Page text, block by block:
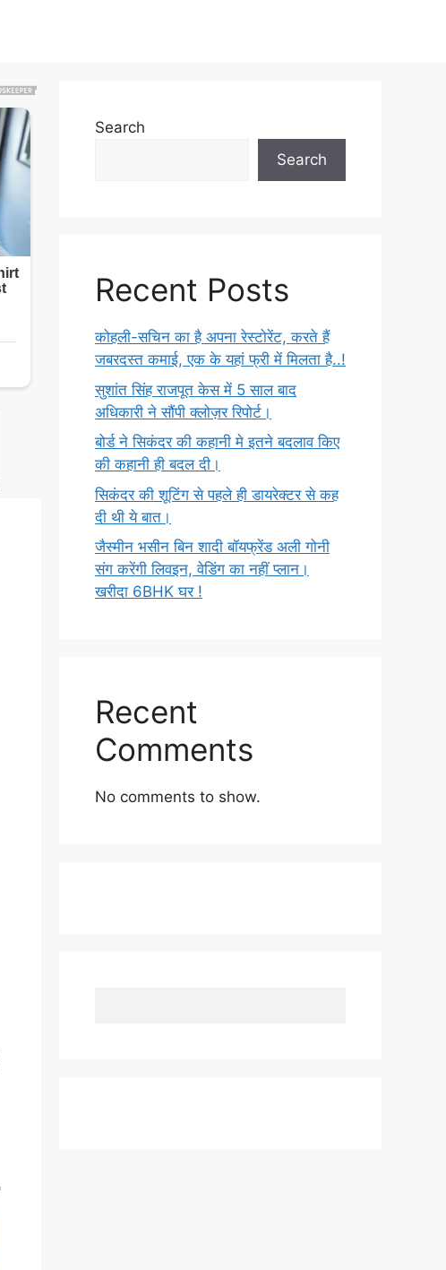
Search
Search
Recent Posts
कोहली-सचिन का है अपना रेस्टोरेंट, करते हैं
जबरदस्त कमाई, एक के यहां फ्री में मिलता है..!
सुशांत सिंह राजपूत केस में 5 साल बाद
अधिकारी ने सौंपी क्लोज़र रिपोर्ट।
बोर्ड ने सिकंदर की कहानी मे इतने बदलाव किए
की कहानी ही बदल दी।
सिकंदर की शूटिंग से पहले ही डायरेक्टर से कह
दी थी ये बात।
जैस्मीन भसीन बिन शादी बॉयफ्रेंड अली गोनी
संग करेंगी लिवइन, वेडिंग का नहीं प्लान।
खरीदा 6BHK घर !
Recent
Comments
No comments to show.